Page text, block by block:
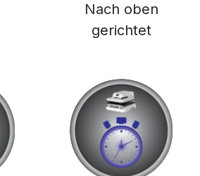
Nach oben
gerichtet